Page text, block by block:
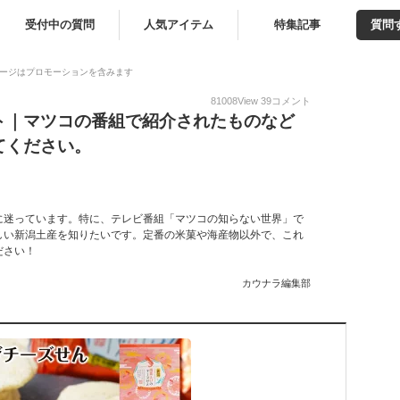
受付中の質問 人気アイテム 特集記事 質問
ジはプロモーションを含みます
81008View 39コメント
マツコの番組で紹介されたものなど
ださい。
っています。特に、テレビ番組「マツコの知らない世界」で
新潟土産を知りたいです。定番の米菓や海産物以外で、これ
い！
カウナラ編集部